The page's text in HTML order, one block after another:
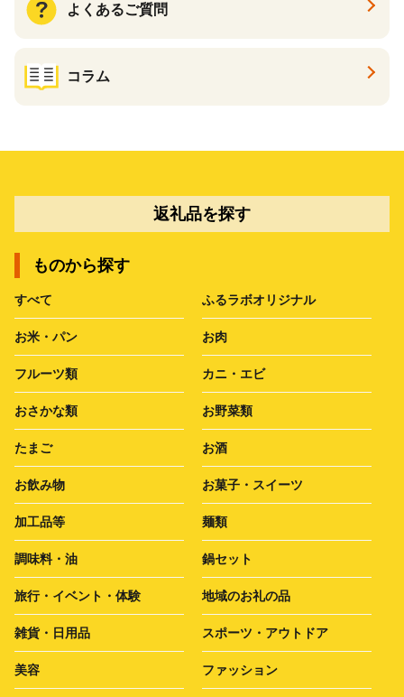
よくあるご質問
コラム
返礼品を探す
ものから探す
すべて ふるラボオリジナル
お米・パン お肉
フルーツ類 カニ・エビ
おさかな類 お野菜類
たまご お酒
お飲み物 お菓子・スイーツ
加工品等 麺類
調味料・油 鍋セット
旅行・イベント・体験 地域のお礼の品
雑貨・日用品 スポーツ・アウトドア
美容 ファッション